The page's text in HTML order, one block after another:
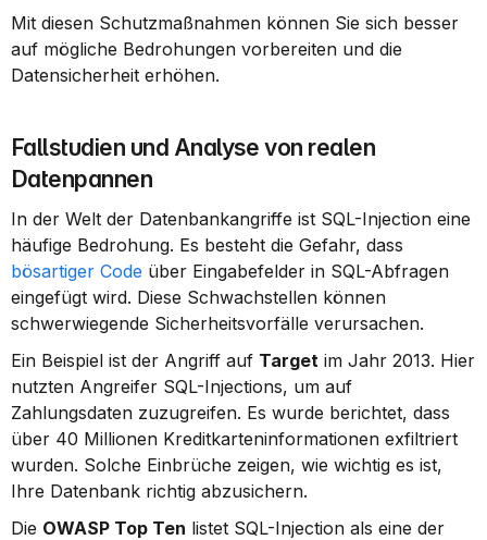
Mit diesen Schutzmaßnahmen können Sie sich besser
auf mögliche Bedrohungen vorbereiten und die
Datensicherheit erhöhen.
Fallstudien und Analyse von realen
Datenpannen
In der Welt der Datenbankangriffe ist SQL-Injection eine
bösartiger Code über Eingabefelder in SQL-Abfragen
eingefügt wird. Diese Schwachstellen können
schwerwiegende Sicherheitsvorfälle verursachen.
Ein Beispiel ist der Angriff auf Target im Jahr 2013. Hier
nutzten Angreifer SQL-Injections, um auf
Zahlungsdaten zuzugreifen. Es wurde berichtet, dass
über 40 Millionen Kreditkarteninformationen exfiltriert
wurden. Solche Einbrüche zeigen, wie wichtig es ist,
Ihre Datenbank richtig abzusichern.
Die OWASP Top Ten listet SQL-Injection als eine der